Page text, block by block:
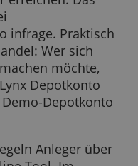
der Online
Auch per E-Mail
erreichen. Das
bei
infrage.
Wer sich
machen möchte,